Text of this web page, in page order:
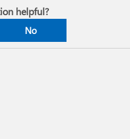
helpful?
No